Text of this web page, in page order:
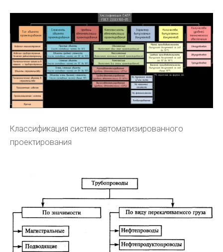
Классификация систем автоматизированного
проектирования